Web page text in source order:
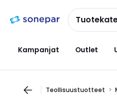
navigointiinsisältöön
Kampanjat Outlet
Teollisuustuotteet